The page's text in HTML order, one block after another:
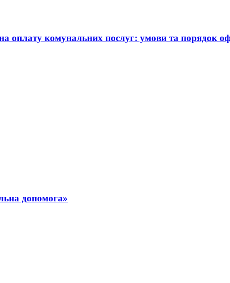
оплату комунальних послуг: умови та порядок
допомога»